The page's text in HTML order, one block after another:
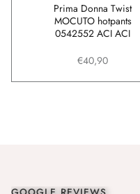
Prima Donna Twist
MOCUTO hotpants
0542552 ACI ACI
€40,90